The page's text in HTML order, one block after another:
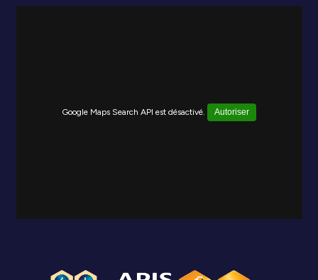
Google Maps Search API est désactivé. Autoriser